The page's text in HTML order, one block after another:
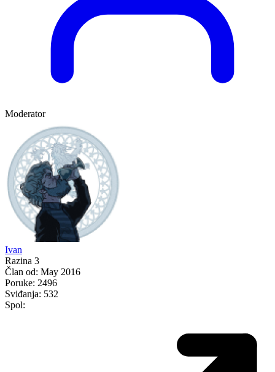
Moderator
Ivan
Razina 3
Član od: May 2016
Poruke: 2496
Sviđanja: 532
Spol: